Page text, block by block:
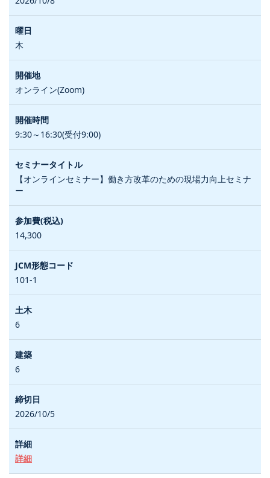
木
オンライン(Zoom)
9:30～16:30(受付9:00)
【オンラインセミナー】働き方改革のための現場力向上セミナ
ー
14,300
101-1
6
6
2026/10/5
詳細